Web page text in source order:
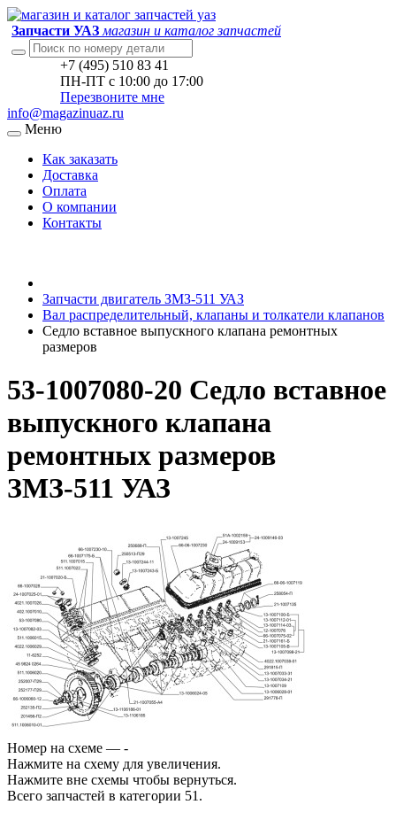
Запчасти УАЗ магазин и каталог запчастей
+7 (495) 510 83 41
ПН-ПТ с 10:00 до 17:00
Перезвоните мне
info@magazinuaz.ru
Меню
Как заказать
Доставка
Оплата
О компании
Контакты
Запчасти двигатель ЗМЗ-511 УАЗ
Вал распределительный, клапаны и толкатели клапанов
Седло вставное выпускного клапана ремонтных
размеров
53-1007080-20 Седло вставное
выпускного клапана
ремонтных размеров
ЗМЗ-511 УАЗ
Номер на схеме — -
Нажмите на схему для увеличения.
Нажмите вне схемы чтобы вернуться.
Всего запчастей в категории 51.